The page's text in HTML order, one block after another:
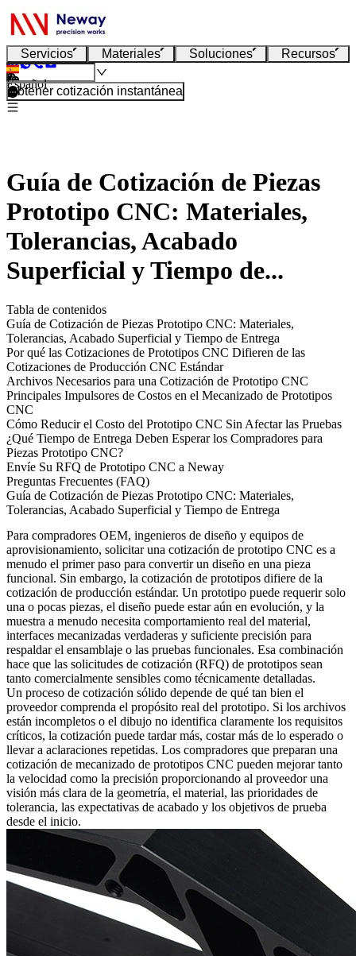
Servicios Materiales Soluciones Recursos
Español
Obtener cotización instantánea
Guía de Cotización de Piezas
Prototipo CNC: Materiales,
Tolerancias, Acabado
Superficial y Tiempo de...
Tabla de contenidos
Guía de Cotización de Piezas Prototipo CNC: Materiales,
Tolerancias, Acabado Superficial y Tiempo de Entrega
Por qué las Cotizaciones de Prototipos CNC Difieren de las
Cotizaciones de Producción CNC Estándar
Archivos Necesarios para una Cotización de Prototipo CNC
Principales Impulsores de Costos en el Mecanizado de Prototipos
CNC
Cómo Reducir el Costo del Prototipo CNC Sin Afectar las Pruebas
¿Qué Tiempo de Entrega Deben Esperar los Compradores para
Piezas Prototipo CNC?
Envíe Su RFQ de Prototipo CNC a Neway
Preguntas Frecuentes (FAQ)
Guía de Cotización de Piezas Prototipo CNC: Materiales,
Tolerancias, Acabado Superficial y Tiempo de Entrega
Para compradores OEM, ingenieros de diseño y equipos de
aprovisionamiento, solicitar una cotización de prototipo CNC es a
menudo el primer paso para convertir un diseño en una pieza
funcional. Sin embargo, la cotización de prototipos difiere de la
cotización de producción estándar. Un prototipo puede requerir solo
una o pocas piezas, el diseño puede estar aún en evolución, y la
muestra a menudo necesita comportamiento real del material,
interfaces mecanizadas verdaderas y suficiente precisión para
respaldar el ensamblaje o las pruebas funcionales. Esa combinación
hace que las solicitudes de cotización (RFQ) de prototipos sean
tanto comercialmente sensibles como técnicamente detalladas.
Un proceso de cotización sólido depende de qué tan bien el
proveedor comprenda el propósito real del prototipo. Si los archivos
están incompletos o el dibujo no identifica claramente los requisitos
críticos, la cotización puede tardar más, costar más de lo esperado o
llevar a aclaraciones repetidas. Los compradores que preparan una
cotización de mecanizado de prototipos CNC pueden mejorar tanto
la velocidad como la precisión proporcionando al proveedor una
visión más clara de la geometría, el material, las prioridades de
tolerancia, las expectativas de acabado y los objetivos de prueba
desde el inicio.